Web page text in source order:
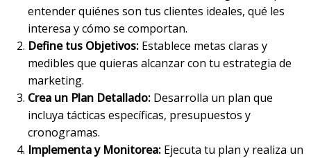
entender quiénes son tus clientes ideales, qué les
interesa y cómo se comportan.
Define tus Objetivos: Establece metas claras y
medibles que quieras alcanzar con tu estrategia de
marketing.
Crea un Plan Detallado: Desarrolla un plan que
incluya tácticas específicas, presupuestos y
cronogramas.
Implementa y Monitorea: Ejecuta tu plan y realiza un